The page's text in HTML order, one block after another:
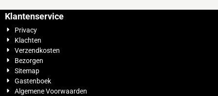
Klantenservice
Privacy
Klachten
Verzendkosten
Bezorgen
Sitemap
Gastenboek
Algemene Voorwaarden